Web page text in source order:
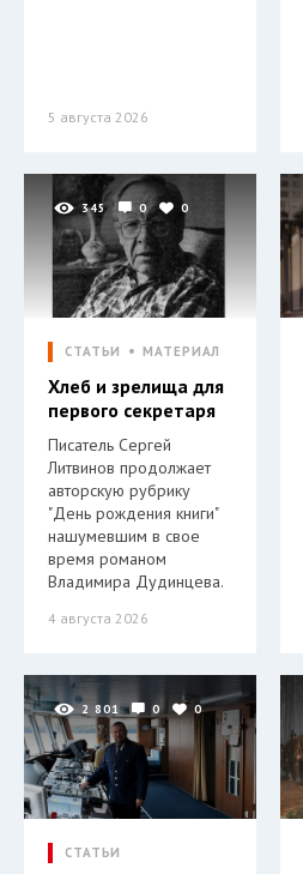
5 августа 2026
345 0 0
СТАТЬИ МАТЕРИАЛ
Хлеб и зрелища для
первого секретаря
Писатель Сергей
Литвинов продолжает
авторскую рубрику
"День рождения книги"
нашумевшим в свое
время романом
Владимира Дудинцева.
4 августа 2026
2 801 0 0
СТАТЬИ